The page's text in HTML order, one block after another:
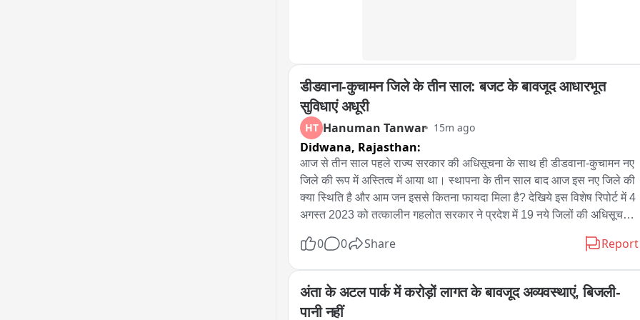
डीडवाना-कुचामन जिले के तीन साल: बजट के बावजूद आधारभूत
सुविधाएं अधूरी
HT Hanuman Tanwar 15m ago
Didwana, Rajasthan:
आज से तीन साल पहले राज्य सरकार की अधिसूचना के साथ ही डीडवाना-कुचामन नए
जिले की रूप में अस्तित्व में आया था। स्थापना के तीन साल बाद आज इस नए जिले की
क्या स्थिति है और आम जन इससे कितना फायदा मिला है? देखिये इस विशेष रिपोर्ट में 4
अगस्त 2023 को तत्कालीन गहलोत सरकार ने प्रदेश में 19 नये जिलों की अधिसूचना
सरकार बदलने के बाद प्रदेश की वर्तमान भाजपा सरकार ने गेहलोत सरकार द्वारा घोषित
जिलों में ही विलोपित कर दिया गया। वर्तमान सरकार के कार्यकाल को भी तकरीबन ढाई
साल का समय बीत चुका है लेकिन नए जिलों का आधारभूत ढांचा अभी तक पूरी तरह से
अस्तित्व में नहीं आया है। गत बजट में राज्य सरकार ने सभी नये जिलों में मिनी
0 0 Share Report
अंता के अटल पार्क में करोड़ों लागत के बावजूद अव्यवस्थाएं, बिजली-
पानी नहीं